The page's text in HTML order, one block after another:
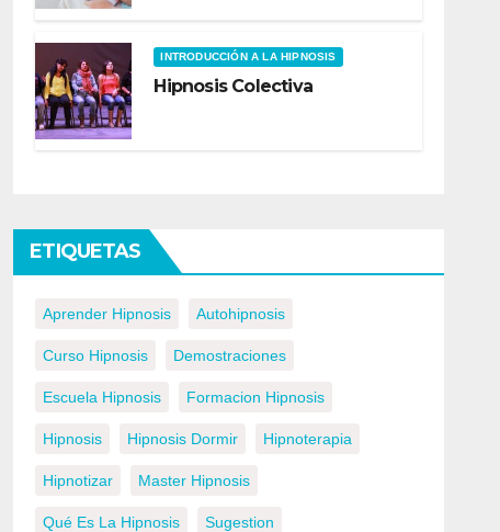
INTRODUCCIÓN A LA HIPNOSIS
Hipnosis Colectiva
ETIQUETAS
Aprender Hipnosis Autohipnosis
Curso Hipnosis Demostraciones
Escuela Hipnosis Formacion Hipnosis
Hipnosis Hipnosis Dormir Hipnoterapia
Hipnotizar Master Hipnosis
Qué Es La Hipnosis Sugestion